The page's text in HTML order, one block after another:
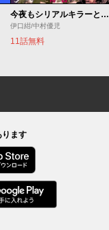
今夜もシリアルキラーと待ち合わせ
伊口紺/中村優児
11話無料
ります